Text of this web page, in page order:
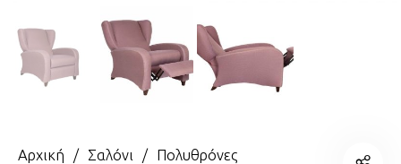
Αρχική / Σαλόνι / Πολυθρόνες